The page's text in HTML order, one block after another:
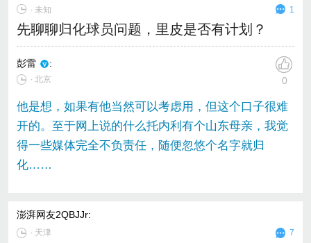
∙ 未知 1
先聊聊归化球员问题，里皮是否有计划？
彭雷 :
∙ 北京 0
他是想，如果有他当然可以考虑用，但这个口子很难
开的。至于网上说的什么托内利有个山东母亲，我觉
得一些媒体完全不负责任，随便忽悠个名字就归
化……
澎湃网友2QBJJr:
∙ 天津 7